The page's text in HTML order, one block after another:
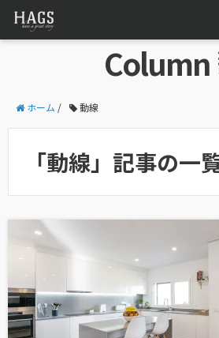
Column
ホーム / 動線
「動線」記事の一